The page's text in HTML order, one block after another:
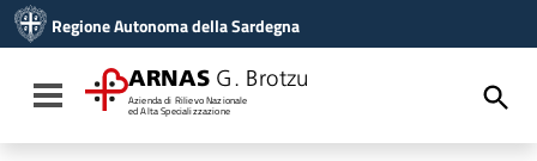
Vai al menu di navigazione
Vai al footer
Regione Autonoma della Sardegna
Toggle navigation
ARNAS G. Brotzu
Azienda di Rilievo Nazionale
ed Alta Specializzazione